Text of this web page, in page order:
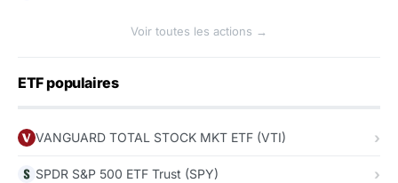
Voir toutes les actions →
ETF populaires
VANGUARD TOTAL STOCK MKT ETF (VTI)
SPDR S&P 500 ETF Trust (SPY)